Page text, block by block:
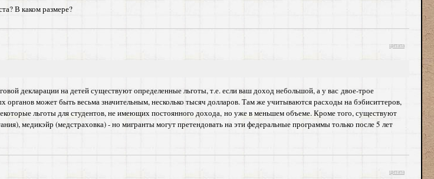
В каком размере?
цитата
декларации на детей существуют определенные льготы, т.е. если ваш доход небольшой, а у вас двое-трое
органов может быть весьма значительным, несколько тысяч долларов. Там же учитываются расходы на бэбиситтеров,
льготы для студентов, не имеющих постоянного дохода, но уже в меньшем объеме. Кроме того, существуют
медикэйр (медстраховка) - но мигранты могут претендовать на эти федеральные программы только после 5 лет
цитата